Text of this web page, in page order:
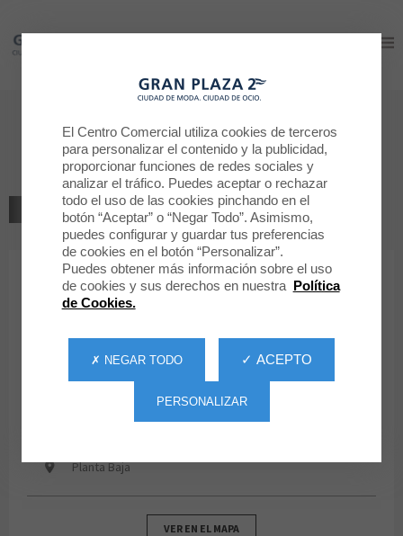
Gran Plaza 2
Bienvenido a
PUNTO RELOJERO
VOLVER AL LISTADO
SERVICIOS
PUNTO RELOJERO
Planta Baja
VER EN EL MAPA
Gran Plaza 2
El Centro Comercial utiliza cookies de terceros
para personalizar el contenido y la publicidad,
proporcionar funciones de redes sociales y
analizar el tráfico. Puedes aceptar o rechazar
todo el uso de las cookies pinchando en el
botón “Aceptar” o “Negar Todo”. Asimismo,
puedes configurar y guardar tus preferencias
de cookies en el botón “Personalizar”.
Puedes obtener más información sobre el uso
de cookies y sus derechos en nuestra Política
de Cookies.
✓ ACEPTO
✗ NEGAR TODO
PERSONALIZAR